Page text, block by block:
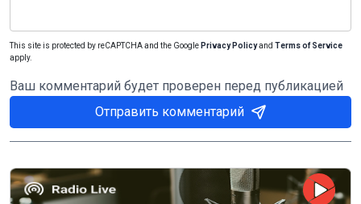
This site is protected by reCAPTCHA and the Google Privacy Policyand Terms of Service
apply.
Ваш комментарий будет проверен перед публикацией
Отправить комментарий